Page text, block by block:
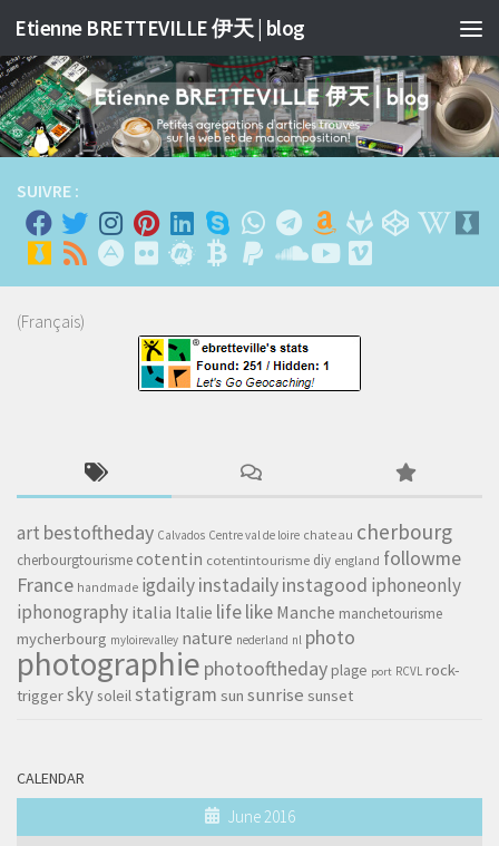
Skip to content
Etienne BRETTEVILLE 伊天 | blog
SUIVRE :
(Français)
art bestoftheday Calvados Centre val de loire chateau cherbourg
cherbourgtourismecotentin cotentintourisme diy england followme
France handmade igdailyinstadailyinstagood iphoneonly
iphonography italia Italie lifelike Manche manchetourisme
mycherbourg myloirevalley nature nederland nl photo
photographie photooftheday plage port RCVL rock-
triggerskysoleilstatigram sun sunrise sunset
CALENDAR
June 2016